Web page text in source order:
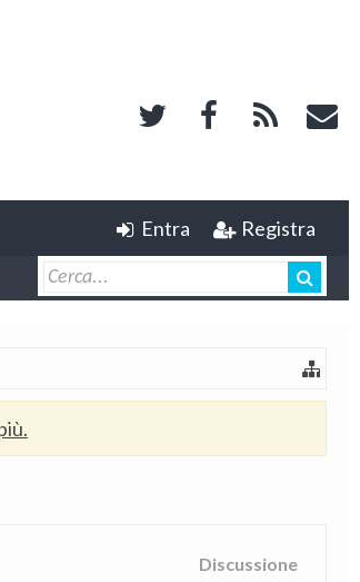
Entra Registra
Discussione